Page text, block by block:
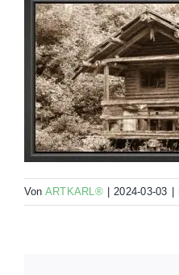
Von ARTKARL® 2024-03-03